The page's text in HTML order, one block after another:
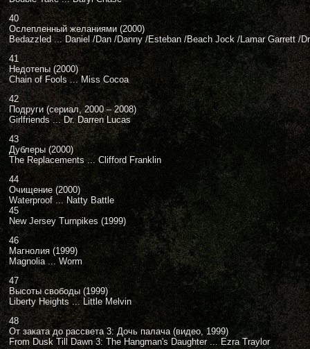
40
Ослепленный желаниями (2000)
Bedazzled ... Daniel /Dan /Danny /Esteban /Beach Jock /Lamar Garrett /
41
Недотепы (2000)
Chain of Fools ... Miss Cocoa
42
Подруги (сериал, 2000 – 2008)
Girlfriends ... Dr. Darren Lucas
43
Дублеры (2000)
The Replacements ... Clifford Franklin
44
Очищение (2000)
Waterproof ... Natty Battle
45
New Jersey Turnpikes (1999)
46
Магнолия (1999)
Magnolia ... Worm
47
Высоты свободы (1999)
Liberty Heights ... Little Melvin
48
От заката до рассвета 3: Дочь палача (видео, 1999)
From Dusk Till Dawn 3: The Hangman's Daughter ... Ezra Traylor